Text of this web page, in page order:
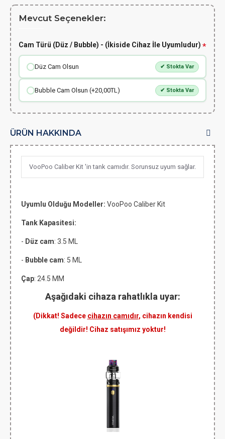
Mevcut Seçenekler:
Cam Türü (Düz / Bubble) - (İkiside Cihaz İle Uyumludur)
Düz Cam Olsun ✔ Stokta Var
Bubble Cam Olsun (+20,00TL) ✔ Stokta Var
ÜRÜN HAKKINDA
VooPoo Caliber Kit 'in tank camıdır. Sorunsuz uyum sağlar.
Uyumlu Olduğu Modeller: VooPoo Caliber Kit
Tank Kapasitesi:
- Düz cam: 3.5 ML
- Bubble cam: 5 ML
Çap: 24.5 MM
Aşağıdaki cihaza rahatlıkla uyar:
(Dikkat! Sadece cihazın camıdır, cihazın kendisi
değildir! Cihaz satışımız yoktur!